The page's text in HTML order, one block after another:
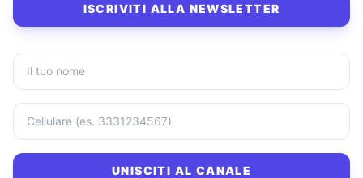
ISCRIVITI ALLA NEWSLETTER
UNISCITI AL CANALE